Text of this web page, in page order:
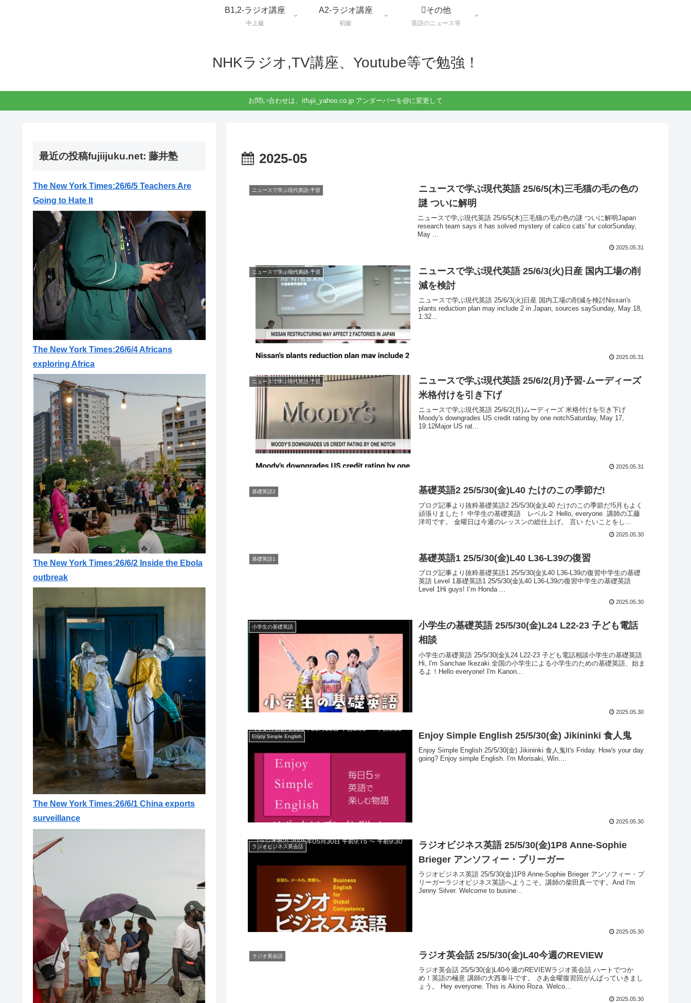
NHKラジオ,TV講座、Youtube等で勉強！
B1,2-ラジオ講座
中上級
A2-ラジオ講座
初級
その他
英語のニュース等
お問い合わせは、itfujii_yahoo.co.jp アンダーバーを@に変更して
2025-05
ニュースで学ぶ現代英語-予習
ニュースで学ぶ現代英語 25/6/5(木)三毛猫の毛の色の
謎 ついに解明
ニュースで学ぶ現代英語 25/6/5(木)三毛猫の毛の色の謎 ついに解明Japan
research team says it has solved mystery of calico cats' fur colorSunday,
May ...
2025.05.31
ニュースで学ぶ現代英語-予習
ニュースで学ぶ現代英語 25/6/3(火)日産 国内工場の削
減を検討
ニュースで学ぶ現代英語 25/6/3(火)日産 国内工場の削減を検討Nissan's
plants reduction plan may include 2 in Japan, sources saySunday, May 18,
1:32...
2025.05.31
ニュースで学ぶ現代英語-予習
ニュースで学ぶ現代英語 25/6/2(月)予習-ムーディーズ
米格付けを引き下げ
ニュースで学ぶ現代英語 25/6/2(月)ムーディーズ 米格付けを引き下げ
Moody's downgrades US credit rating by one notchSaturday, May 17,
19:12Major US rat...
2025.05.31
基礎英語2 基礎英語2 25/5/30(金)L40 たけのこの季節だ!
ブログ記事より抜粋基礎英語2 25/5/30(金)L40 たけのこの季節だ!5月もよく
頑張りました！ 中学生の基礎英語 レベル２ Hello, everyone. 講師の工藤
洋司です。 金曜日は今週のレッスンの総仕上げ。 言い たいことをし...
2025.05.30
基礎英語1 基礎英語1 25/5/30(金)L40 L36-L39の復習
ブログ記事より抜粋基礎英語1 25/5/30(金)L40 L36-L39の復習中学生の基礎
英語 Level 1基礎英語1 25/5/30(金)L40 L36-L39の復習中学生の基礎英語
Level 1Hi guys! I’m Honda ...
2025.05.30
小学生の基礎英語
小学生の基礎英語 25/5/30(金)L24 L22-23 子ども電話
相談
小学生の基礎英語 25/5/30(金)L24 L22-23 子ども電話相談小学生の基礎英語
Hi, I'm Sanchae Ikezaki.全国の小学生による小学生のための基礎英語、始ま
るよ！Hello everyone! I'm Kanon...
2025.05.30
Enjoy Simple English Enjoy Simple English 25/5/30(金) Jikininki 食人鬼
Enjoy Simple English 25/5/30(金) Jikininki 食人鬼It's Friday. How's your day
going? Enjoy simple English. I'm Morisaki, Win....
2025.05.30
ラジオビジネス英会話
ラジオビジネス英語 25/5/30(金)1P8 Anne-Sophie
Brieger アンソフィー・プリーガー
ラジオビジネス英語 25/5/30(金)1P8 Anne-Sophie Brieger アンソフィー・プ
リーガーラジオビジネス英語へようこそ。講師の柴田真一です。And I'm
Jenny Silver. Welcome to busine...
2025.05.30
ラジオ英会話 ラジオ英会話 25/5/30(金)L40今週のREVIEW
ラジオ英会話 25/5/30(金)L40今週のREVIEWラジオ英会話 ハートでつか
め！英語の極意 講師の大西泰斗です。 さあ金曜復習回がんばっていきまし
ょう。 Hey everyone. This is Akino Roza. Welco...
2025.05.30
最近の投稿fujiijuku.net: 藤井塾
The New York Times:26/6/5 Teachers Are
Going to Hate It
The New York Times:26/6/4 Africans
exploring Africa
The New York Times:26/6/2 Inside the Ebola
outbreak
The New York Times:26/6/1 China exports
surveillance